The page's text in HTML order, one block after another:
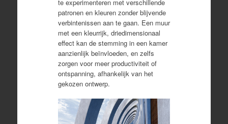
te experimenteren met verschillende
patronen en kleuren zonder blijvende
verbintenissen aan te gaan. Een muur
met een kleurrijk, driedimensionaal
effect kan de stemming in een kamer
aanzienlijk beïnvloeden, en zelfs
zorgen voor meer productiviteit of
ontspanning, afhankelijk van het
gekozen ontwerp.